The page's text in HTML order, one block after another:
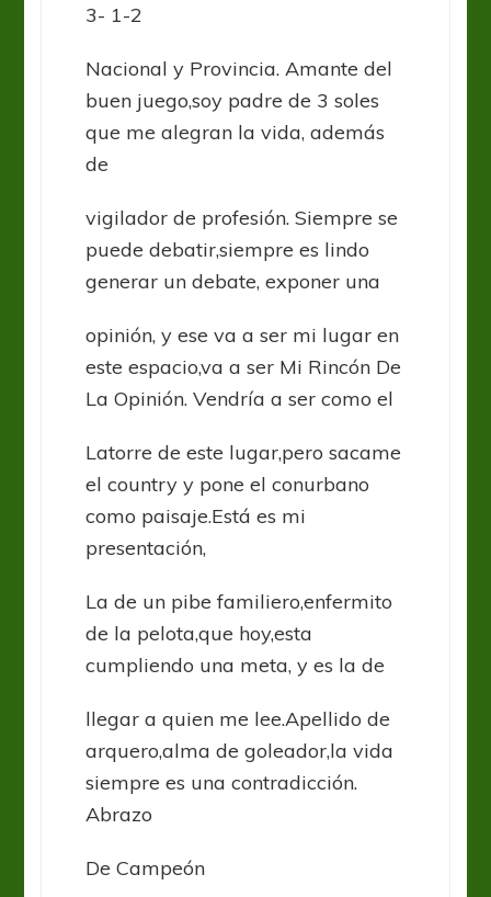
3- 1-2
Nacional y Provincia. Amante del
buen juego,soy padre de 3 soles
que me alegran la vida, además
de
vigilador de profesión. Siempre se
puede debatir,siempre es lindo
generar un debate, exponer una
opinión, y ese va a ser mi lugar en
este espacio,va a ser Mi Rincón De
La Opinión. Vendría a ser como el
Latorre de este lugar,pero sacame
el country y pone el conurbano
como paisaje.Está es mi
presentación,
La de un pibe familiero,enfermito
de la pelota,que hoy,esta
cumpliendo una meta, y es la de
llegar a quien me lee.Apellido de
arquero,alma de goleador,la vida
siempre es una contradicción.
Abrazo
De Campeón